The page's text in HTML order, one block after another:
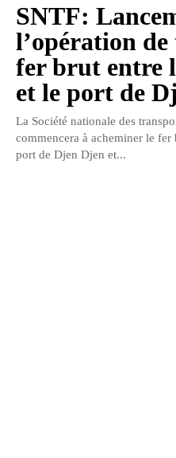
SNTF:
l’opération
fer brut entre
et le port de
La Société nationale des
commencera à acheminer le
port de Djen Djen et...